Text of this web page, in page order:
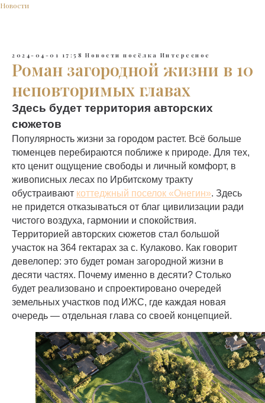
Новости
2024-04-01 17:58 Новости посёлка Интересное
Роман загородной жизни в 10
неповторимых главах
Здесь будет территория авторских
сюжетов
Популярность жизни за городом растет. Всё больше
тюменцев перебираются поближе к природе. Для тех,
кто ценит ощущение свободы и личный комфорт, в
живописных лесах по Ирбитскому тракту
обустраивают коттеджный поселок «Онегин». Здесь
не придется отказываться от благ цивилизации ради
чистого воздуха, гармонии и спокойствия.
Территорией авторских сюжетов стал большой
участок на 364 гектарах за c. Кулаково. Как говорит
девелопер: это будет роман загородной жизни в
десяти частях. Почему именно в десяти? Столько
будет реализовано и спроектировано очередей
земельных участков под ИЖС, где каждая новая
очередь — отдельная глава со своей концепцией.